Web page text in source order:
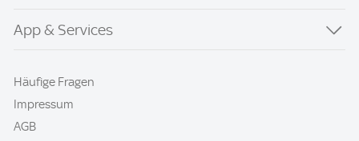
App & Services
Häufige Fragen
Impressum
AGB